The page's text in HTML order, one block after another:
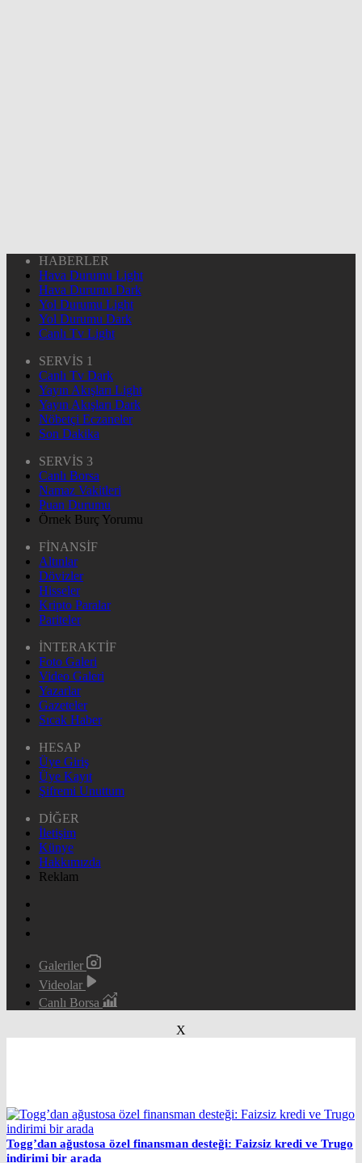
HABERLER
Hava Durumu Light
Hava Durumu Dark
Yol Durumu Light
Yol Durumu Dark
Canlı Tv Light
SERVİS 1
Canlı Tv Dark
Yayın Akışları Light
Yayın Akışları Dark
Nöbetçi Eczaneler
Son Dakika
SERVİS 3
Canlı Borsa
Namaz Vakitleri
Puan Durumu
Örnek Burç Yorumu
FİNANSİF
Altınlar
Dövizler
Hisseler
Kripto Paralar
Pariteler
İNTERAKTİF
Foto Galeri
Video Galeri
Yazarlar
Gazeteler
Sıcak Haber
HESAP
Üye Giriş
Üye Kayıt
Şifremi Unuttum
DİĞER
İletişim
Künye
Hakkımızda
Reklam
Galeriler
Videolar
Canlı Borsa
X
Togg’dan ağustosa özel finansman desteği: Faizsiz kredi ve Trugo
indirimi bir arada